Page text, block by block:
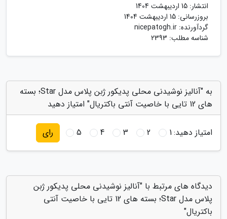
انتشار: 15 اردیبهشت 1404
بروزرسانی: 15 اردیبهشت 1404
گردآورنده: nicepatogh.ir
شناسه مطلب: 2393
به "آنالیز نوشیدنی محلی پدیکور ژبن پلاس مدل Star؛ بسته
های 12 تایی با خاصیت آنتی باکتریال" امتیاز دهید
امتیاز دهید:1
2
3
4
5 رای
دیدگاه های مرتبط با "آنالیز نوشیدنی محلی پدیکور ژبن
پلاس مدل Star؛ بسته های 12 تایی با خاصیت آنتی
باکتریال"